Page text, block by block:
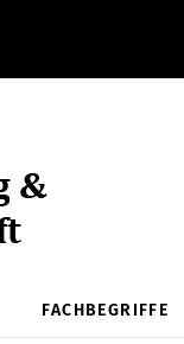
FACHBEGRIFFE